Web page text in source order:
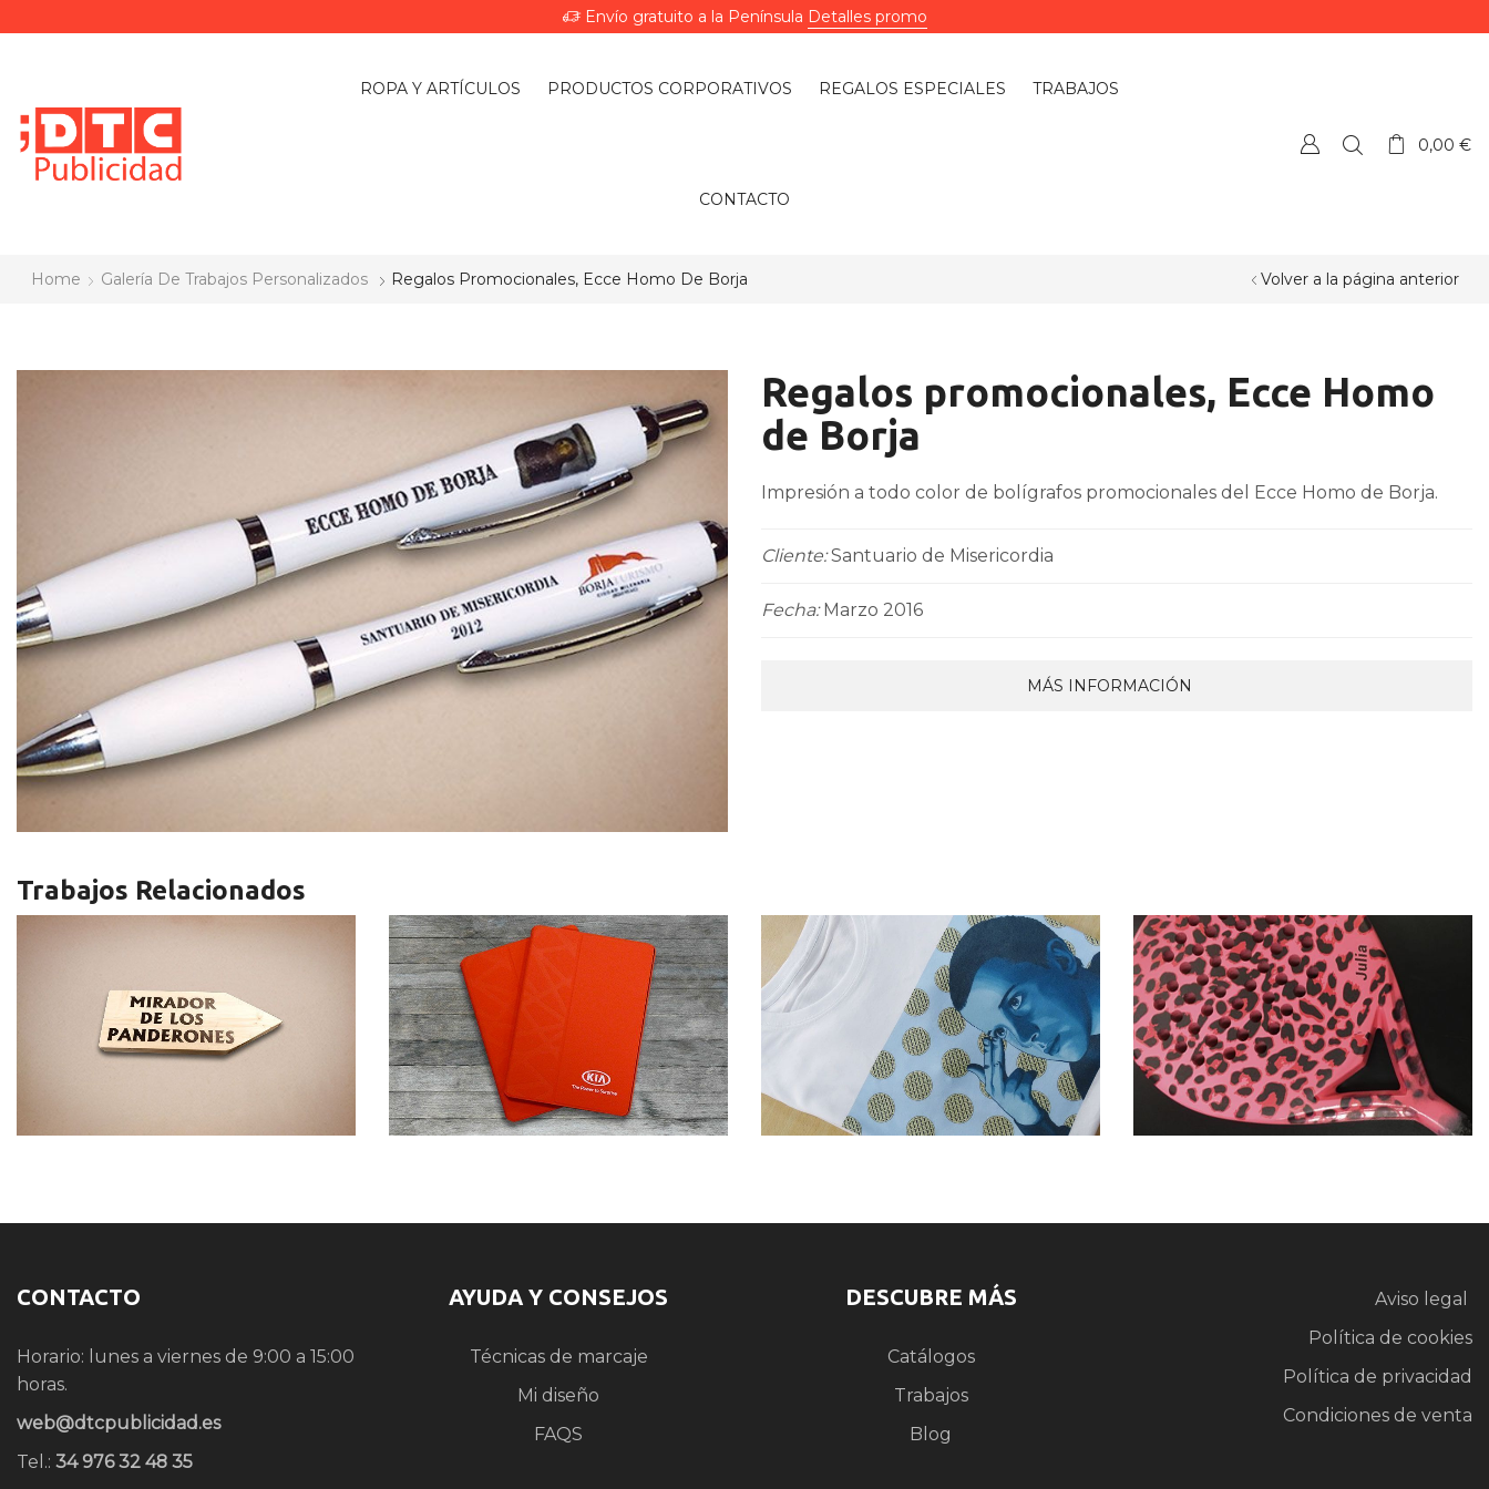
Envío gratuito a la Península Detalles promo
ROPA Y ARTÍCULOS PRODUCTOS CORPORATIVOS REGALOS ESPECIALES TRABAJOS
CONTACTO
0,00€
Volver a la página anterior
Home Galería De Trabajos Personalizados Regalos Promocionales, Ecce Homo De Borja
Regalos promocionales, Ecce Homo
de Borja
Impresión a todo color de bolígrafos promocionales del Ecce Homo de Borja.
Cliente:Santuario de Misericordia
Fecha:Marzo 2016
MÁS INFORMACIÓN
Trabajos Relacionados
CONTACTO
Horario: lunes a viernes de 9:00 a 15:00
horas.
web@dtcpublicidad.es
Tel.: 34 976 32 48 35
AYUDA Y CONSEJOS
Técnicas de marcaje
Mi diseño
FAQS
DESCUBRE MÁS
Catálogos
Trabajos
Blog
Aviso legal
Política de cookies
Política de privacidad
Condiciones de venta